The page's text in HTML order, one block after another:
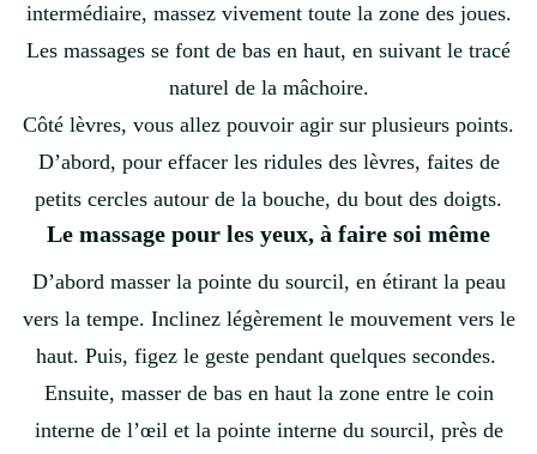
intermédiaire, massez vivement toute la zone des joues.
Les massages se font de bas en haut, en suivant le tracé
naturel de la mâchoire.
Côté lèvres, vous allez pouvoir agir sur plusieurs points.
D’abord, pour effacer les ridules des lèvres, faites de
petits cercles autour de la bouche, du bout des doigts.
Le massage pour les yeux, à faire soi même
D’abord masser la pointe du sourcil, en étirant la peau
vers la tempe. Inclinez légèrement le mouvement vers le
haut. Puis, figez le geste pendant quelques secondes.
Ensuite, masser de bas en haut la zone entre le coin
interne de l’œil et la pointe interne du sourcil, près de